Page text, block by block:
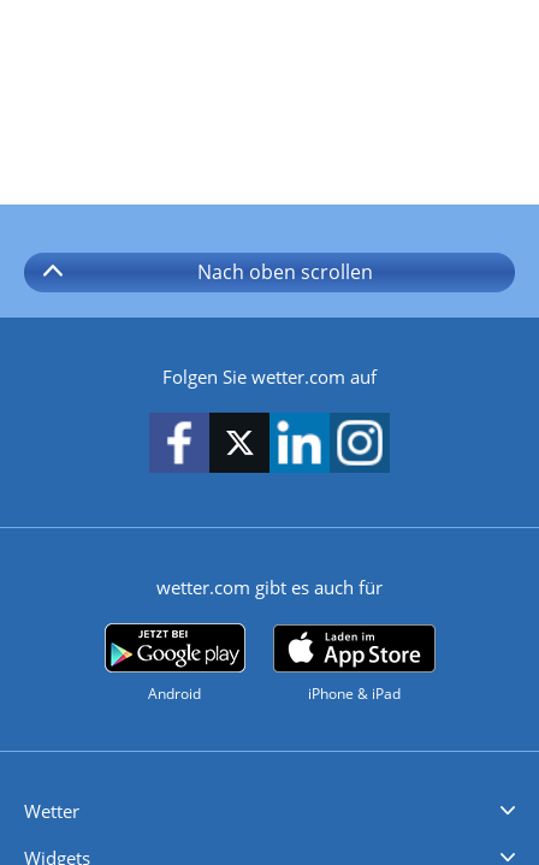
Nach oben scrollen
Folgen Sie wetter.com auf
wetter.com gibt es auch für
Android iPhone & iPad
Wetter
Widgets